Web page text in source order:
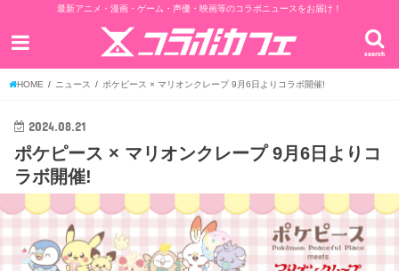
最新アニメ・漫画・ゲーム・声優・映画等のコラボニュースをお届け！
search
HOME ニュース ポケピース × マリオンクレープ 9月6日よりコラボ開催!
2024.08.21
ポケピース × マリオンクレープ 9月6日よりコ
ラボ開催!